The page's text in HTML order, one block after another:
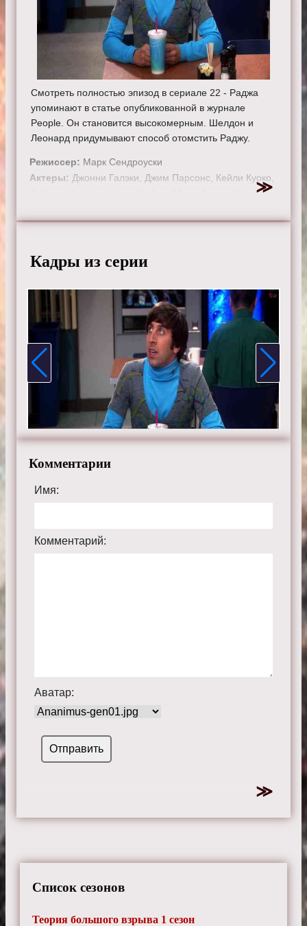
Смотреть полностью эпизод в сериале 22 - Раджа
упоминают в статье опубликованной в журнале
People. Он становится высокомерным. Шелдон и
Леонард придумывают способ отомстить Раджу.
Режиссер: Марк Сендроуски
Актеры: Джонни Галэки, Джим Парсонс, Кейли Куоко,
Саймон Хелберг, Кунал Найяр, Маим Бялик, Мелисса
телефоне, планшете, пк или телевизоре на сайте
Кадры из серии
Комментарии
Имя:
Комментарий:
Аватар:
Список сезонов
Теория большого взрыва 1 сезон